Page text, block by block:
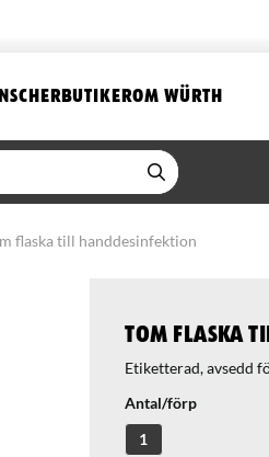
BUTIKEROM WÜRTH
flaska till handdesinfektion
Tom flaska
Antal/förp
1